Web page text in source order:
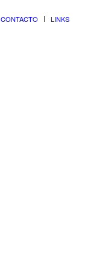
CONTACTO LINKS